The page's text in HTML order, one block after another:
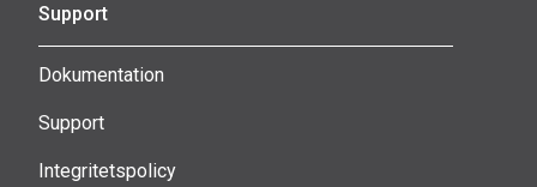
Support
Dokumentation
Support
Integritetspolicy